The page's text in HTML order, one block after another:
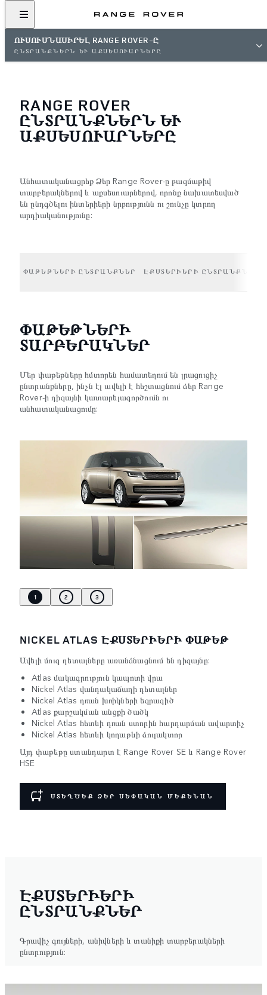
ՈՒՍՈՒՄՆԱՍԻՐԵԼ RANGE ROVER-Ը
ԸՆՏՐԱՆՔՆԵՐՆ ԵՒ ԱՔՍԵՍՈՒԱՐՆԵՐԸ
RANGE ROVER
ԸՆՏՐԱՆՔՆԵՐՆ ԵՒ Ա
ՔՍԵՍՈՒԱՐՆԵՐԸ
Անհատականացրեք Ձեր Range Rover-ը բազմաթիվ
տարբերակներով և աքսեսուարներով, որոնք նախատեսված
են ընդգծելու ինտերիերի նրբությունն ու շունչը կտրող
արդիականությունը:
ՓԱԹԵԹՆԵՐԻ ԸՆՏՐԱՆՔՆԵՐ ԷՔՍՏԵՐԻԵՐԻ ԸՆՏՐԱՆՔՆԵՐ
ՓԱԹԵԹՆԵՐԻ
ՏԱՐԲԵՐԱԿՆԵՐ
Մեր փաթեթները հմտորեն համատեղում են լրացուցիչ
ընտրանքները, ինչն էլ ավելի է հեշտացնում ձեր Range
Rover-ի դիզայնի կատարելագործումն ու
անհատականացումը:
1 2 3
NICKEL ATLAS ԷՔՍՏԵՐԻԵՐԻ ՓԱԹԵԹ
Ավելի մուգ դետալները առանձնացնում են դիզայնը:
Atlas մակագրություն կապոտի վրա
Nickel Atlas վանդակաճաղի դետալներ
Nickel Atlas դռան խռիկների եզրագիծ
Atlas քարշակման անցքի ծածկ
Nickel Atlas հետևի դռան ստորին հարդարման ավարտիչ
Nickel Atlas հետևի կողաթևի ձուլակտոր
Այդ փաթեթը ստանդարտ է Range Rover SE և Range Rover
HSE
ՍՏԵՂԾԵՔ ՁԵՐ ՍԵՓԱԿԱՆ ՄԵՔԵՆԱՆ
ԷՔՍՏԵՐԻԵՐԻ
ԸՆՏՐԱՆՔՆԵՐ
Գրավիչ գույների, անիվների և տանիքի տարբերակների
ընտրություն: